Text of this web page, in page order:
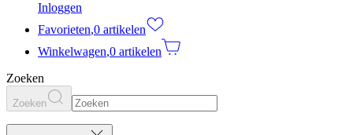
Inloggen
Favorieten,0 artikelen
Winkelwagen,0 artikelen
Zoeken
Zoeken